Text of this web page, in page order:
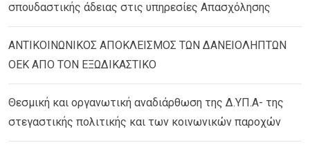
σπουδαστικής άδειας στις υπηρεσίες Απασχόλησης
ΑΝΤΙΚΟΙΝΩΝΙΚΟΣ ΑΠΟΚΛΕΙΣΜΟΣ ΤΩΝ ΔΑΝΕΙΟΛΗΠΤΩΝ
ΟΕΚ ΑΠΟ ΤΟΝ ΕΞΩΔΙΚΑΣΤΙΚΟ
Θεσμική και οργανωτική αναδιάρθωση της Δ.ΥΠ.Α- της
στεγαστικής πολιτικής και των κοινωνικών παροχών